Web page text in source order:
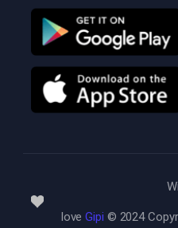
loveGipi © 2024